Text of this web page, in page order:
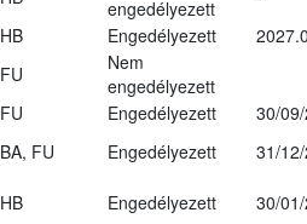
engedélyezett
HB Engedélyezett
FU
Nem
engedélyezett
FU Engedélyezett
30/
BA, FU Engedélyezett
31/
HB Engedélyezett 30/